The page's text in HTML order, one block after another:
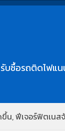
รับซื้อรถติดไฟแ
น, ฟีเจอร์ฟิตเนส